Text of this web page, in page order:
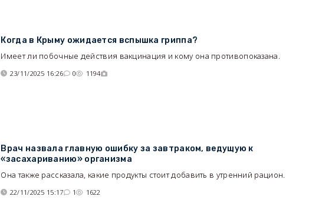
Когда в Крыму ожидается вспышка гриппа?
Имеет ли побочные действия вакцинация и кому она противопоказана.
23/11/2025 16:26 0 1194
Врач назвала главную ошибку за завтраком, ведущую к
«засахариванию» организма
Она также рассказала, какие продукты стоит добавить в утренний рацион.
22/11/2025 15:17 1 1622